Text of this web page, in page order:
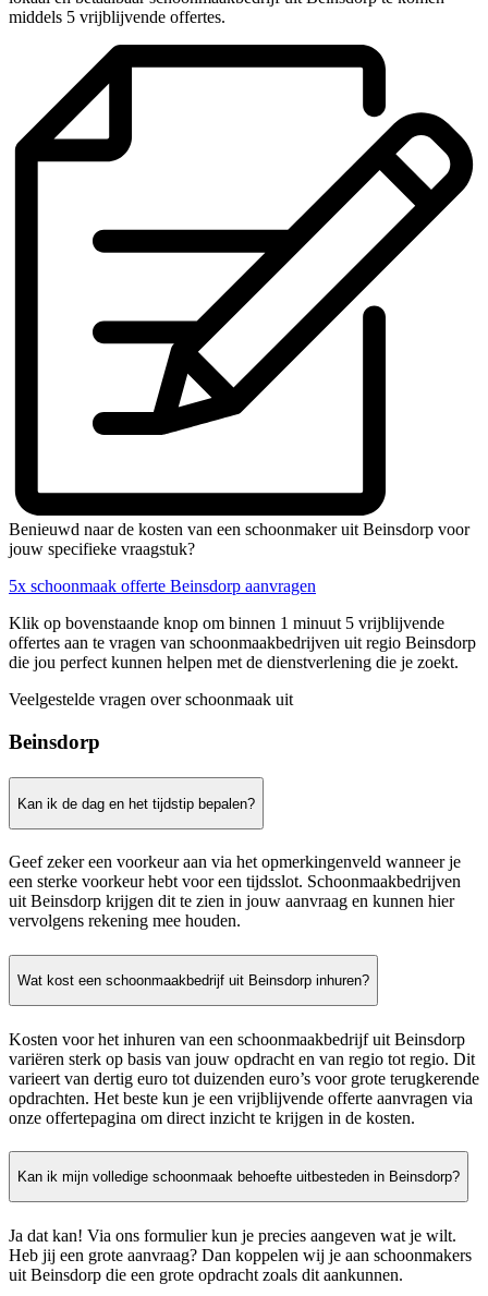
middels 5 vrijblijvende offertes.
Benieuwd naar de kosten van een schoonmaker uit Beinsdorp voor
jouw specifieke vraagstuk?
5x schoonmaak offerte Beinsdorp aanvragen
Klik op bovenstaande knop om binnen 1 minuut 5 vrijblijvende
offertes aan te vragen van schoonmaakbedrijven uit regio Beinsdorp
die jou perfect kunnen helpen met de dienstverlening die je zoekt.
Veelgestelde vragen over schoonmaak uit
Beinsdorp
Kan ik de dag en het tijdstip bepalen?
Geef zeker een voorkeur aan via het opmerkingenveld wanneer je
een sterke voorkeur hebt voor een tijdsslot. Schoonmaakbedrijven
uit Beinsdorp krijgen dit te zien in jouw aanvraag en kunnen hier
vervolgens rekening mee houden.
Wat kost een schoonmaakbedrijf uit Beinsdorp inhuren?
Kosten voor het inhuren van een schoonmaakbedrijf uit Beinsdorp
variëren sterk op basis van jouw opdracht en van regio tot regio. Dit
varieert van dertig euro tot duizenden euro’s voor grote terugkerende
opdrachten. Het beste kun je een vrijblijvende offerte aanvragen via
onze offertepagina om direct inzicht te krijgen in de kosten.
Kan ik mijn volledige schoonmaak behoefte uitbesteden in Beinsdorp?
Ja dat kan! Via ons formulier kun je precies aangeven wat je wilt.
Heb jij een grote aanvraag? Dan koppelen wij je aan schoonmakers
uit Beinsdorp die een grote opdracht zoals dit aankunnen.